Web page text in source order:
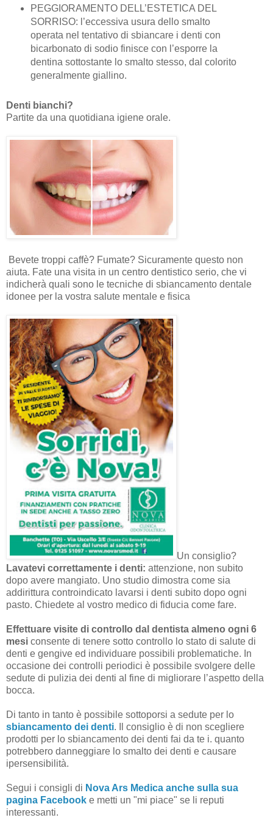
PEGGIORAMENTO DELL’ESTETICA DEL
SORRISO: l’eccessiva usura dello smalto
operata nel tentativo di sbiancare i denti con
bicarbonato di sodio finisce con l’esporre la
dentina sottostante lo smalto stesso, dal colorito
generalmente giallino.
Denti bianchi?
Partite da una quotidiana igiene orale.
Bevete troppi caffè? Fumate? Sicuramente questo non
aiuta. Fate una visita in un centro dentistico serio, che vi
indicherà quali sono le tecniche di sbiancamento dentale
idonee per la vostra salute mentale e fisica
Un consiglio?
Lavatevi correttamente i denti: attenzione, non subito
dopo avere mangiato. Uno studio dimostra come sia
addirittura controindicato lavarsi i denti subito dopo ogni
pasto. Chiedete al vostro medico di fiducia come fare.
Effettuare visite di controllo dal dentista almeno ogni 6
mesi consente di tenere sotto controllo lo stato di salute di
denti e gengive ed individuare possibili problematiche. In
occasione dei controlli periodici è possibile svolgere delle
sedute di pulizia dei denti al fine di migliorare l’aspetto della
bocca.
Di tanto in tanto è possibile sottoporsi a sedute per lo
sbiancamento dei denti. Il consiglio è di non scegliere
prodotti per lo sbiancamento dei denti fai da te i. quanto
potrebbero danneggiare lo smalto dei denti e causare
ipersensibilità.
Segui i consigli di Nova Ars Medica anche sulla sua
pagina Facebook e metti un "mi piace" se li reputi
interessanti.